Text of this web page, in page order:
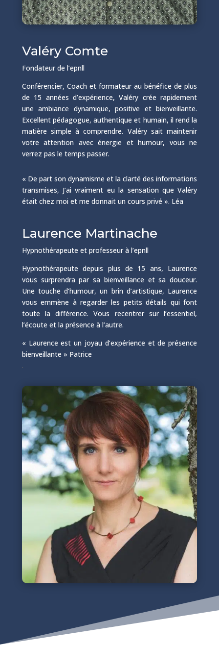
Valéry Comte
Fondateur de l’epnll
Conférencier, Coach et formateur au bénéfice de plus
de 15 années d’expérience, Valéry crée rapidement
une ambiance dynamique, positive et bienveillante.
Excellent pédagogue, authentique et humain, il rend la
matière simple à comprendre. Valéry sait maintenir
votre attention avec énergie et humour, vous ne
verrez pas le temps passer.
« De part son dynamisme et la clarté des informations
transmises, J’ai vraiment eu la sensation que Valéry
était chez moi et me donnait un cours privé ». Léa
Laurence Martinache
Hypnothérapeute et professeur à l’epnll
Hypnothérapeute depuis plus de 15 ans, Laurence
vous surprendra par sa bienveillance et sa douceur.
Une touche d’humour, un brin d’artistique, Laurence
vous emmène à regarder les petits détails qui font
toute la différence. Vous recentrer sur l’essentiel,
l’écoute et la présence à l’autre.
« Laurence est un joyau d’expérience et de présence
bienveillante » Patrice
.